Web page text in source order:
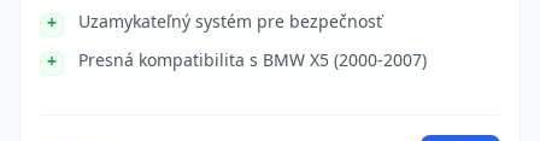
Uzamykateľný systém pre bezpečnosť
Presná kompatibilita s BMW X5 (2000-2007)